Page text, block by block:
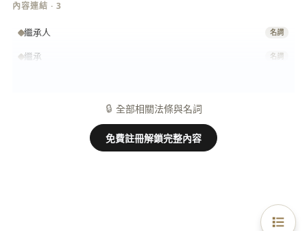
內容連結 · 3
繼承人 名詞
繼承 名詞
🔒 全部相關法條與名詞
免費註冊解鎖完整內容